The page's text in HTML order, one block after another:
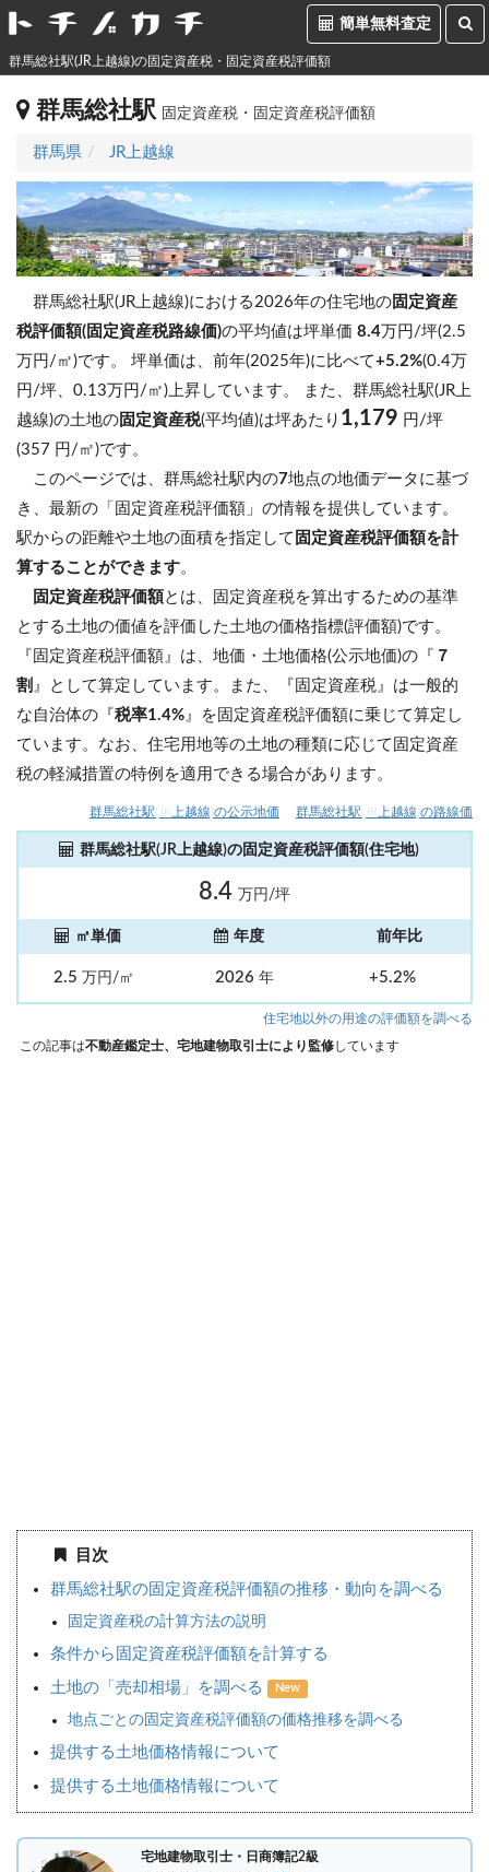
簡単無料査定
群馬総社駅(JR上越線)の固定資産税・固定資産税評価額
群馬総社駅 固定資産税・固定資産税評価額
群馬県 JR上越線
群馬総社駅(JR上越線)における2026年の住宅地の 固定資産
税評価額(固定資産税路線価)の平均値は坪単価 8.4万円/坪(2.5
万円/㎡)です。 坪単価は、前年(2025年)に比べて+5.2%(0.4万
円/坪、0.13万円/㎡)上昇しています。
また、群馬総社駅(JR上
越線)の土地の 固定資産税(平均値)は坪あたり 1,179 円/坪
(357 円/㎡)です。
このページでは、群馬総社駅内の7地点の地価データに基づ
き、最新の「固定資産税評価額」の情報を提供しています。
駅からの距離や土地の面積を指定して 固定資産税評価額を計
算することができます。
固定資産税評価額とは、固定資産税を算出するための基準
とする土地の価値を評価した土地の価格指標(評価額)です。
『固定資産税評価額』は、地価・土地価格(公示地価)の『 ７
割 』として算定しています。また、『固定資産税』は一般的
な自治体の『税率1.4% 』を固定資産税評価額に乗じて算定し
ています。なお、住宅用地等の土地の種類に応じて固定資産
税の軽減措置の特例を適用できる場合があります。
群馬総社駅(JR上越線)の公示地価 群馬総社駅(JR上越線)の路線価
群馬総社駅(JR上越線)の固定資産税評価額(住宅地)
8.4 万円/坪
㎡単価 年度 前年比
2.5 万円/㎡ 2026 年 +5.2%
住宅地以外の用途の評価額を調べる
この記事は不動産鑑定士、宅地建物取引士により監修しています
目次
群馬総社駅の固定資産税評価額の推移・動向を調べる
固定資産税の計算方法の説明
条件から固定資産税評価額を計算する
土地の「売却相場」を調べる New
地点ごとの固定資産税評価額の価格推移を調べる
提供する土地価格情報について
提供する土地価格情報について
宅地建物取引士・日商簿記2級